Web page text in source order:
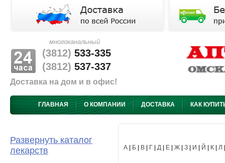
многоканальный
(3812) 533-335
(3812) 537-337
Доставка на дом и в офис!
ГЛАВНАЯ О КОМПАНИИ ДОСТАВКА КАК
Развернуть каталог
лекарств
А Б В Г Д Е Ж З И Й К Л